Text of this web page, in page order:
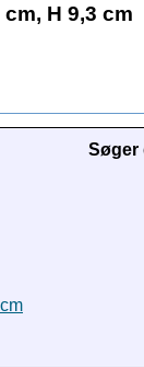
H 9,3 cm
Søger